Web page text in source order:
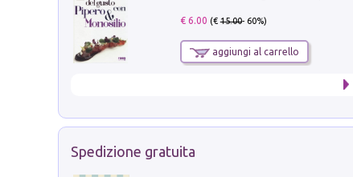
€ 6.00 (€15.00- 60%)
aggiungi al carrello
Spedizione gratuita